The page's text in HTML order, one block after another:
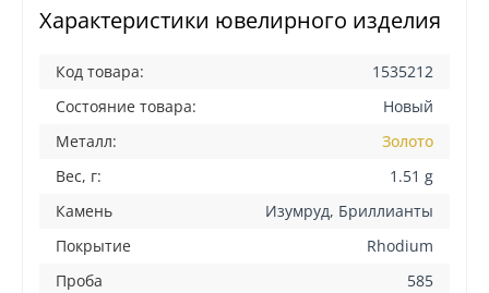
Характеристики ювелирного изделия
Код товара:
1535212
Состояние товара:
Новый
Металл:
Золото
Вес, г:
1.51 g
Камень
Изумруд, Бриллианты
Покрытие
Rhodium
Проба
585